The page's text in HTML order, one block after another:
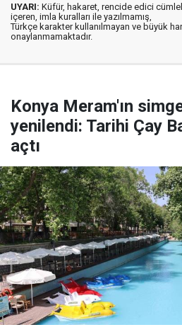
UYARI: Küfür, hakaret, rencide edici
içeren, imla kuralları ile yazılmamış,
Türkçe karakter kullanılmayan ve büyük
onaylanmamaktadır.
Konya Meram'ın
yenilendi: Tarihi Çay
açtı